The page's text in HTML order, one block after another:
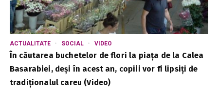
ACTUALITATE SOCIAL VIDEO
În căutarea buchetelor de flori la piața de la Calea
Basarabiei, deși în acest an, copiii vor fi lipsiți de
tradiționalul careu (Video)